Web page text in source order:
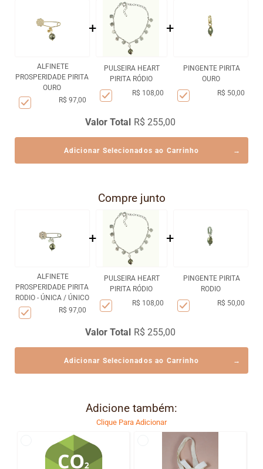
ALFINETE
PROSPERIDADE PIRITA
OURO
R$ 97,00
+
PULSEIRA HEART
PIRITA RÓDIO
R$ 108,00
+
PINGENTE PIRITA
OURO
R$ 50,00
Valor Total R$ 255,00
Adicionar Selecionados ao Carrinho
Compre junto
ALFINETE
PROSPERIDADE PIRITA
RODIO - ÚNICA / ÚNICO
R$ 97,00
+
PULSEIRA HEART
PIRITA RÓDIO
R$ 108,00
+
PINGENTE PIRITA
RODIO
R$ 50,00
Valor Total R$ 255,00
Adicionar Selecionados ao Carrinho
Adicione também:
Clique Para Adicionar